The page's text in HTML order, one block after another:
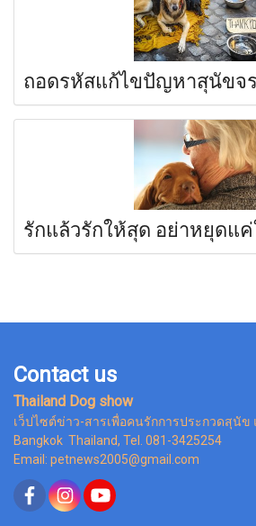
ถอดรหัสแก้ไขปัญหาสุนัขจ
รักแล้วรักให้สุด อย่าหยุดแ
Contact us
Thailand Dog show
เว็ปไซต์ข่าว-สารเพื่อคนรักการประกวดสุนัข
Bangkok Thailand, Tel. 081-3425254
Email: petnews2005@gmail.com